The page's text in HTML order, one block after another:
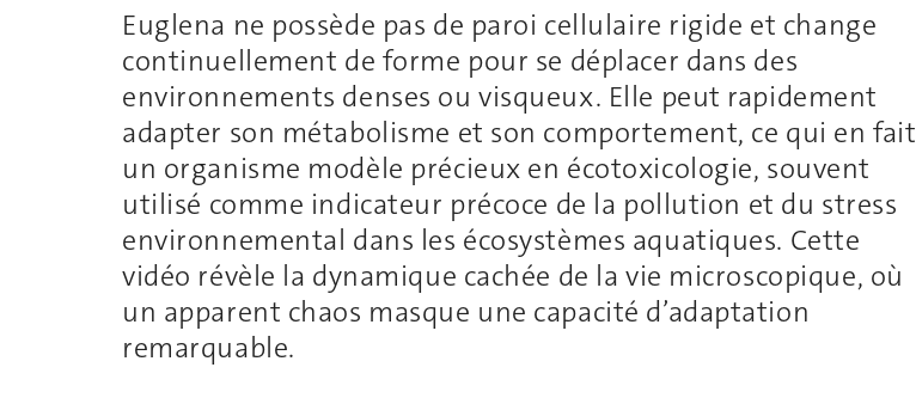
Euglena ne possède pas de paroi cellulaire rigide et change
continuellement de forme pour se déplacer dans des
environnements denses ou visqueux. Elle peut rapidement
adapter son métabolisme et son comportement, ce qui en fait
un organisme modèle précieux en écotoxicologie, souvent
utilisé comme indicateur précoce de la pollution et du stress
environnemental dans les écosystèmes aquatiques. Cette
vidéo révèle la dynamique cachée de la vie microscopique, où
un apparent chaos masque une capacité d’adaptation
remarquable.